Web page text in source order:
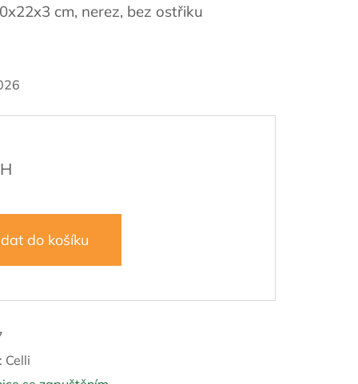
do košíku
cm, nerez, bez ostřiku
Celli